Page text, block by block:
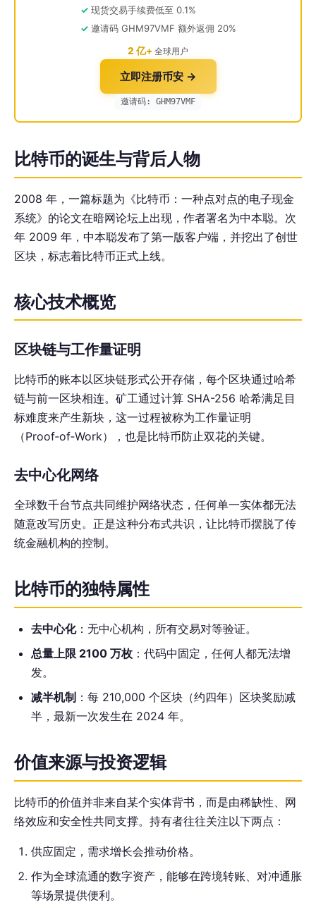
现货交易手续费低至 0.1%
邀请码 GHM97VMF 额外返佣 20%
2 亿+ 全球用户
立即注册币安 →
邀请码: GHM97VMF
比特币的诞生与背后人物
2008 年，一篇标题为《比特币：一种点对点的电子现金
系统》的论文在暗网论坛上出现，作者署名为中本聪。次
年 2009 年，中本聪发布了第一版客户端，并挖出了创世
区块，标志着比特币正式上线。
核心技术概览
区块链与工作量证明
比特币的账本以区块链形式公开存储，每个区块通过哈希
链与前一区块相连。矿工通过计算 SHA-256 哈希满足目
标难度来产生新块，这一过程被称为工作量证明
（Proof‑of‑Work），也是比特币防止双花的关键。
去中心化网络
全球数千台节点共同维护网络状态，任何单一实体都无法
随意改写历史。正是这种分布式共识，让比特币摆脱了传
统金融机构的控制。
比特币的独特属性
去中心化：无中心机构，所有交易对等验证。
总量上限 2100 万枚 ：代码中固定，任何人都无法增
发。
减半机制 ：每 210,000 个区块（约四年）区块奖励减
半，最新一次发生在 2024 年。
价值来源与投资逻辑
比特币的价值并非来自某个实体背书，而是由稀缺性、网
络效应和安全性共同支撑。持有者往往关注以下两点：
供应固定，需求增长会推动价格。
作为全球流通的数字资产，能够在跨境转账、对冲通胀
等场景提供便利。